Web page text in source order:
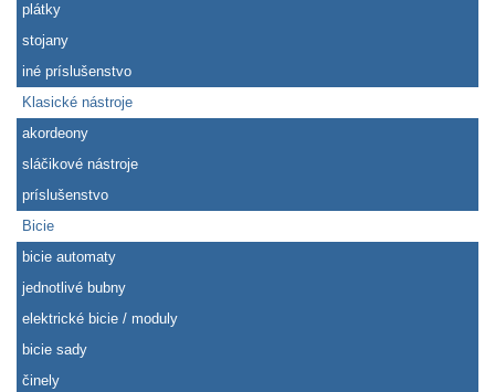
plátky
stojany
iné príslušenstvo
Klasické nástroje
akordeony
sláčikové nástroje
príslušenstvo
Bicie
bicie automaty
jednotlivé bubny
elektrické bicie / moduly
bicie sady
činely